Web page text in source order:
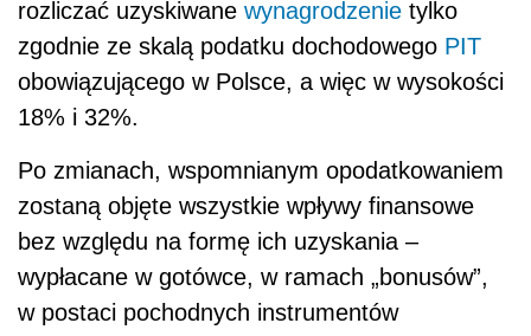
rozliczać uzyskiwane wynagrodzenie tylko
zgodnie ze skalą podatku dochodowego PIT
obowiązującego w Polsce, a więc w wysokości
18% i 32%.
Po zmianach, wspomnianym opodatkowaniem
zostaną objęte wszystkie wpływy finansowe
bez względu na formę ich uzyskania –
wypłacane w gotówce, w ramach „bonusów”,
w postaci pochodnych instrumentów